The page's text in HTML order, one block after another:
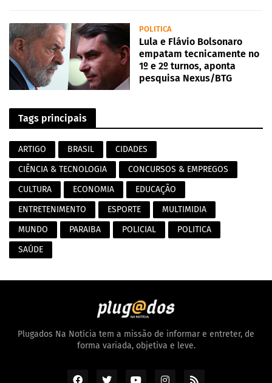
POLITICA
Lula e Flávio Bolsonaro
empatam tecnicamente no
1º e 2º turnos, aponta
pesquisa Nexus/BTG
Tags principais
ARTIGO BRASIL
CIDADES
CIÊNCIA & TECNOLOGIA
CONCURSOS & EMPREGOS
CULTURA
ECONOMIA
EDUCAÇÃO
ENTRETENIMENTO
ESPORTE
MULTIMIDIA
MUNDO
PARAIBA POLICIAL
POLITICA
SAÚDE
Plugados Na Notícia tem a missão de informar e entreter, de
forma variada, objetiva e leve.